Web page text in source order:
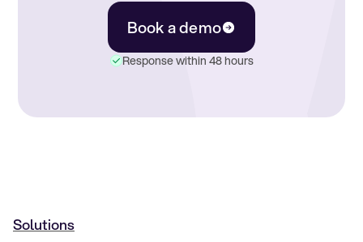
Book a demo
Response within 48 hours
Solutions